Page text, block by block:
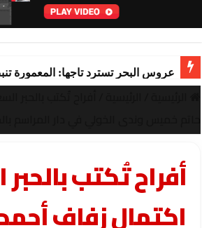
عروس البحر تسترد تاجها: المعمورة
أفراح تُكتب
اكتمال زفاف